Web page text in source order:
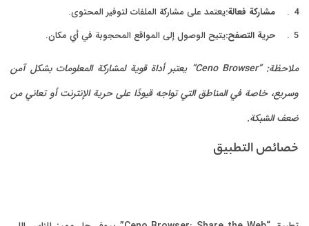
مشاركة فعالة:يعتمد على مشاركة الملفات لتوفير المحتوى.
حرية التصفح:يتيح الوصول إلى المواقع المحجوبة في أي مكان.
ملاحظة: “Ceno Browser” يعتبر أداة قوية لمشاركة المعلومات بشكل آمن
خاصة في المناطق التي تواجه قيودًا على حرية الإنترنت أو تعاني من
الشبكة.
التطبيق